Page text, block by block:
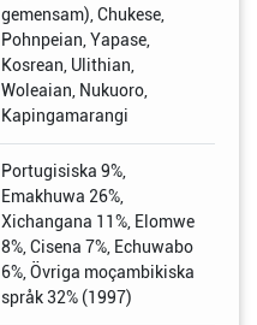
gemensam), Chukese,
Pohnpeian, Yapase,
Kosrean, Ulithian,
Woleaian, Nukuoro,
Kapingamarangi
Portugisiska 9%,
Emakhuwa 26%,
Xichangana 11%, Elomwe
8%, Cisena 7%, Echuwabo
6%, Övriga moçambikiska
språk 32% (1997)